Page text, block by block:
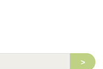
>